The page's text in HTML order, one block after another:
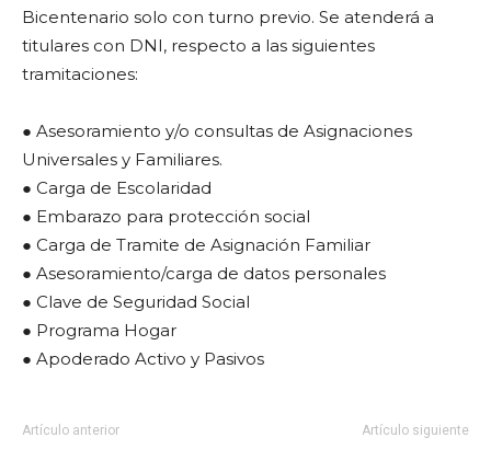
Bicentenario solo con turno previo. Se atenderá a
titulares con DNI, respecto a las siguientes
tramitaciones:
● Asesoramiento y/o consultas de Asignaciones
Universales y Familiares.
● Carga de Escolaridad
● Embarazo para protección social
● Carga de Tramite de Asignación Familiar
● Asesoramiento/carga de datos personales
● Clave de Seguridad Social
● Programa Hogar
● Apoderado Activo y Pasivos
Artículo anterior Artículo siguiente